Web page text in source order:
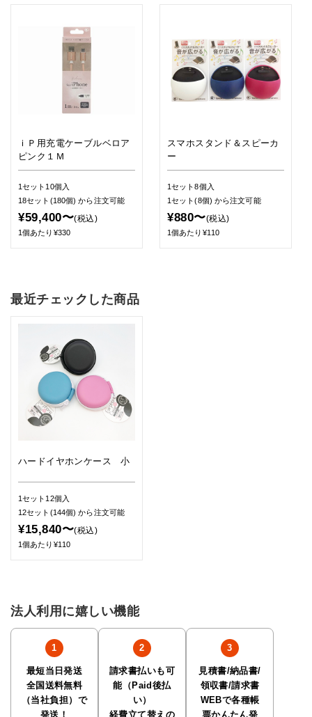
ｉＰ用充電ケーブルベロア
ピンク１Ｍ
1セット10個入
18セット(180個)から注文可能
¥59,400〜(税込)
1個あたり¥330
スマホスタンド＆スピーカ
ー
1セット8個入
1セット(8個) から注文可能
¥880〜(税込)
1個あたり¥110
最近チェックした商品
ハードイヤホンケース 小
1セット12個入
12セット(144個)から注文可能
¥15,840〜(税込)
1個あたり¥110
法人利用に嬉しい機能
最短当日発送
全国送料無料
（当社負担）で
発送！
請求書払いも可
能（Paid後払
い）
経費立て替えの
見積書/納品書/
領収書/請求書
WEBで各種帳
票かんたん発